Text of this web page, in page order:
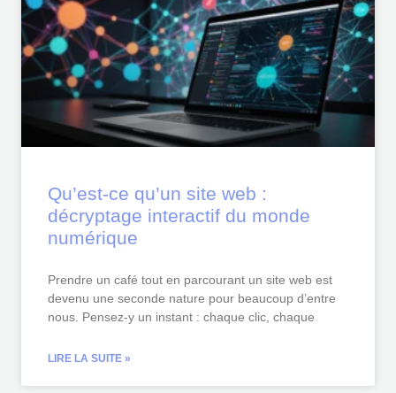
Qu’est-ce qu’un site web :
décryptage interactif du monde
numérique
Prendre un café tout en parcourant un site web est
devenu une seconde nature pour beaucoup d’entre
nous. Pensez-y un instant : chaque clic, chaque
LIRE LA SUITE »